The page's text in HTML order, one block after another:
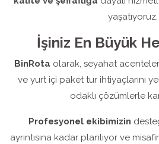
yaşatıyoruz.
İşiniz En Büyük
BinRota olarak, seyahat
ve yurt içi paket tur ihtiyaçlarını
odaklı çözümlerle
Profesyonel ekibimizin
ayrıntısına kadar planlıyor ve